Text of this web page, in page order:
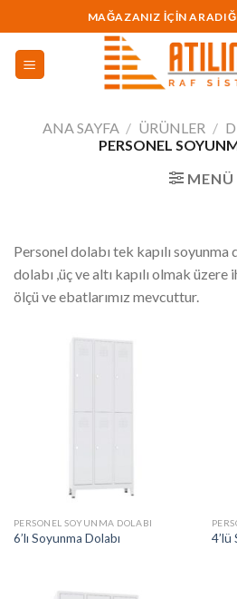
geç
MAĞAZANIZ İÇİN
ANA SAYFA / ÜRÜNLER /
PERSONEL
MENÜ
Personel dolabı tek kapılı soyunma
dolabı ,üç ve altı kapılı olmak üzere
ölçü ve ebatlarımız mevcuttur.
PERSONEL SOYUNMA DOLABI
6’lı Soyunma Dolabı 4’lü